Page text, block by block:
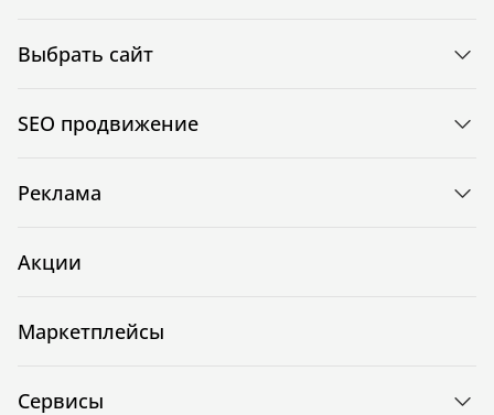
Выбрать сайт
SEO продвижение
Реклама
Акции
Маркетплейсы
Сервисы